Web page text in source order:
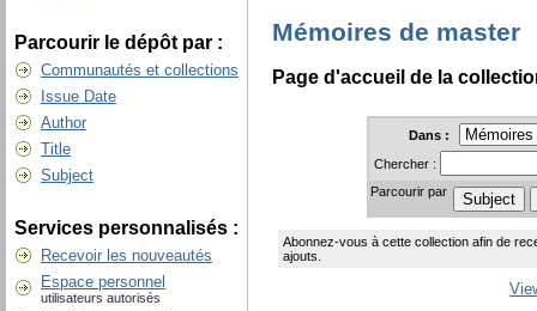
Parcourir le dépôt par :
Communautés et collections
Issue Date
Author
Title
Subject
Services personnalisés :
Recevoir les nouveautés
Espace personnel
utilisateurs autorisés
Mémoires de master
Page d'accueil de la
Dans :
Chercher :
Parcourir par
Abonnez-vous à cette collection afin de
ajouts.